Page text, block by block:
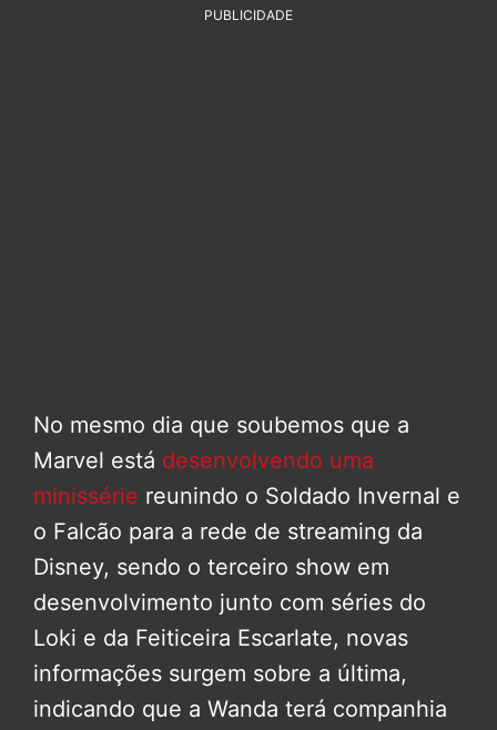
PUBLICIDADE
No mesmo dia que soubemos que a
Marvel está desenvolvendo uma
minissérie reunindo o Soldado Invernal e
o Falcão para a rede de streaming da
Disney, sendo o terceiro show em
desenvolvimento junto com séries do
Loki e da Feiticeira Escarlate, novas
informações surgem sobre a última,
indicando que a Wanda terá companhia